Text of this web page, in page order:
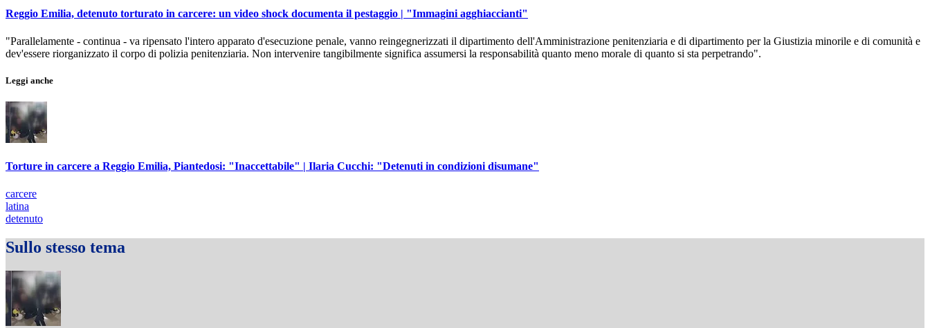
Reggio Emilia, detenuto torturato in carcere: un video shock documenta il pestaggio | "Immagini agghiaccianti"
"Parallelamente - continua - va ripensato l'intero apparato d'esecuzione penale, vanno reingegnerizzati il dipartimento dell'Amministrazione penitenziaria e di dipartimento per la Giustizia minorile e di comunità e
dev'essere riorganizzato il corpo di polizia penitenziaria. Non intervenire tangibilmente significa assumersi la responsabilità quanto meno morale di quanto si sta perpetrando".
Leggi anche
Torture in carcere a Reggio Emilia, Piantedosi: "Inaccettabile" | Ilaria Cucchi: "Detenuti in condizioni disumane"
carcere
latina
detenuto
Sullo stesso tema